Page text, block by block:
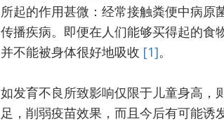
所起的作用甚微：经常接触粪便中病原
传播疾病。即便在人们能够买得起的食
并不能被身体很好地吸收 [1]。
如发育不良所致影响仅限于儿童身高，
足，削弱疫苗效果，而且今后有可能